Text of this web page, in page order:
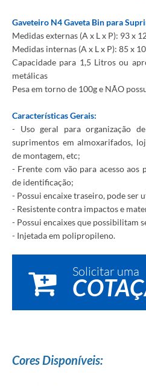
Gaveteiro N4 Gaveta Bin para
Medidas externas (A x L x P): 93 x
Medidas internas (A x L x P): 85 x
Capacidade para 1,5 Litros ou
metálicas
Pesa em torno de 100g e NÃO
Características Gerais:
- Uso geral para organização
suprimentos em almoxarifados,
de montagem, etc;
- Frente com vão para acesso aos
de identificação;
- Possui encaixe traseiro, pode ser
- Resistente contra impactos e
- Possui encaixes que possibilitam
- Injetada em polipropileno.
Solicitar uma
Cores Disponíveis: